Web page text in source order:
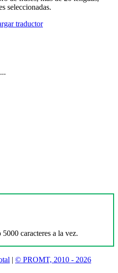
seleccionadas.
caracteres a la vez.
| © PROMT, 2010 - 2026